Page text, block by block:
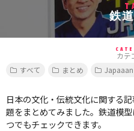
鉄
カテ
すべて
まとめ Japaaan
日本の文化・伝統文化に関する
題をまとめてみました。鉄道模
つでもチェックできます。